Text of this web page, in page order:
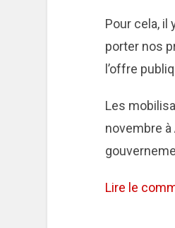
Pour cela, il
porter nos
l’offre
Les
novembre à
Lire le